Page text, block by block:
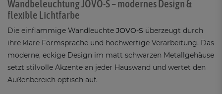
Wandbeleuchtung JOVO-S – modernes Design &
flexible Lichtfarbe
Die einflammige Wandleuchte JOVO-S überzeugt durch
ihre klare Formsprache und hochwertige Verarbeitung. Das
moderne, eckige Design im matt schwarzen Metallgehäuse
setzt stilvolle Akzente an jeder Hauswand und wertet den
Außenbereich optisch auf.